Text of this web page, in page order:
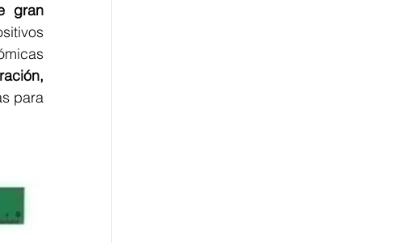
gran
para